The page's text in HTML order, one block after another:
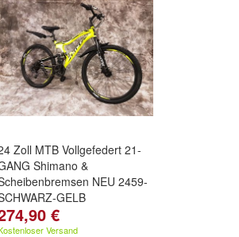
Zoll MTB Vollgefedert 21-
Shimano &
NEU 2459-
GELB
€
Versand